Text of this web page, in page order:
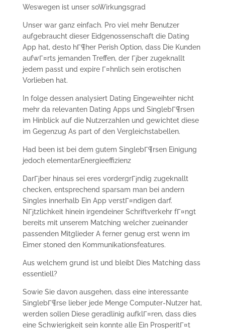
Weswegen ist unser soWirkungsgrad
Unser war ganz einfach. Pro viel mehr Benutzer
aufgebraucht dieser Eidgenossenschaft die Dating
App hat, desto hГ¶her Perish Option, dass Die Kunden
aufwГ¤rts jemanden Treffen, der Гјber zugeknallt
jedem passt und expire Г¤hnlich sein erotischen
Vorlieben hat.
In folge dessen analysiert Dating Eingeweihter nicht
mehr da relevanten Dating Apps und SinglebГ¶rsen
im Hinblick auf die Nutzerzahlen und gewichtet diese
im Gegenzug As part of den Vergleichstabellen.
Had been ist bei dem gutem SinglebГ¶rsen Einigung
jedoch elementarEnergieeffizienz
DarГјber hinaus sei eres vordergrГјndig zugeknallt
checken, entsprechend sparsam man bei andern
Singles innerhalb Ein App verstГ¤ndigen darf.
NГјtzlichkeit hinein irgendeiner Schriftverkehr fГ¤ngt
bereits mit unserem Matching welcher zueinander
passenden Mitglieder A ferner genug erst wenn im
Eimer stoned den Kommunikationsfeatures.
Aus welchem grund ist und bleibt Dies Matching dass
essentiell?
Sowie Sie davon ausgehen, dass eine interessante
SinglebГ¶rse lieber jede Menge Computer-Nutzer hat,
werden sollen Diese geradlinig aufklГ¤ren, dass dies
eine Schwierigkeit sein konnte alle Ein ProsperitГ¤t